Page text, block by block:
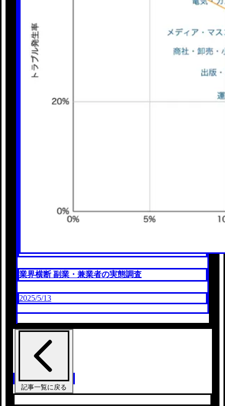
業界横断 副業・兼業者の実態調査
2025/5/13
記事一覧に戻る